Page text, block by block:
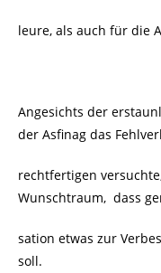
leure, als auch für die
Angesichts der
der Asfinag das
rechtfertigen
Wunschtraum, dass
sation etwas zur
soll.